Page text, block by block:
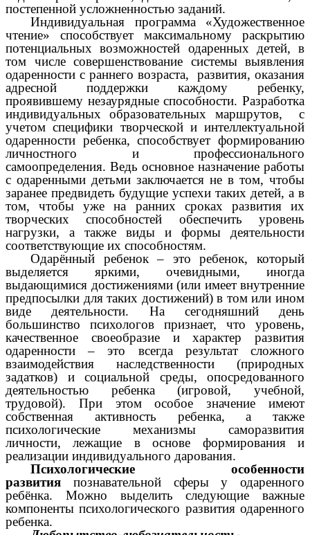
постепенной усложненностью заданий.
Индивидуальная программа «Художественное
чтение» способствует максимальному раскрытию
потенциальных возможностей одаренных детей, в
том числе совершенствование системы выявления
одаренности с раннего возраста, развития, оказания
адресной поддержки каждому ребенку,
проявившему незаурядные способности. Разработка
индивидуальных образовательных маршрутов, с
учетом специфики творческой и интеллектуальной
одаренности ребенка, способствует формированию
личностного и профессионального
самоопределения. Ведь основное назначение работы
с одаренными детьми заключается не в том, чтобы
заранее предвидеть будущие успехи таких детей, а в
том, чтобы уже на ранних сроках развития их
творческих способностей обеспечить уровень
нагрузки, а также виды и формы деятельности
соответствующие их способностям.
Одарённый ребенок – это ребенок, который
выделяется яркими, очевидными, иногда
выдающимися достижениями (или имеет внутренние
предпосылки для таких достижений) в том или ином
виде деятельности. На сегодняшний день
большинство психологов признает, что уровень,
качественное своеобразие и характер развития
одаренности – это всегда результат сложного
взаимодействия наследственности (природных
задатков) и социальной среды, опосредованного
деятельностью ребенка (игровой, учебной,
трудовой). При этом особое значение имеют
собственная активность ребенка, а также
психологические механизмы саморазвития
личности, лежащие в основе формирования и
реализации индивидуального дарования.
Психологические особенности
развития познавательной сферы у одаренного
ребёнка. Можно выделить следующие важные
компоненты психологического развития одаренного
ребенка.